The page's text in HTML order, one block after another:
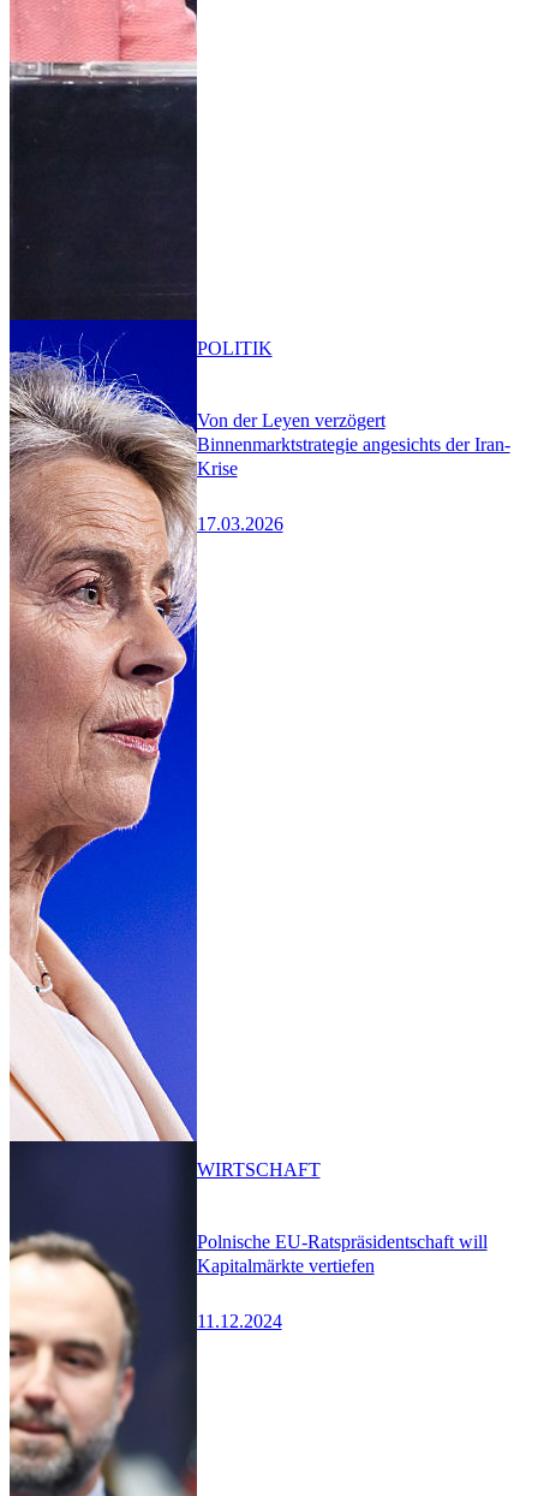
Von der Leyen verzögert
Binnenmarktstrategie angesichts der Iran-
Krise
17.03.2026
POLITIK
Polnische EU-Ratspräsidentschaft will
Kapitalmärkte vertiefen
11.12.2024
WIRTSCHAFT